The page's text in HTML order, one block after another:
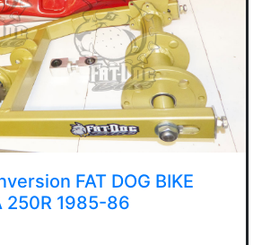
FAT DOG BIKE
250R 1985-86